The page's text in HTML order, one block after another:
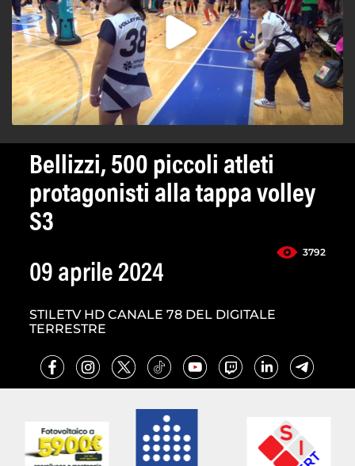
Bellizzi, 500 piccoli atleti
protagonisti alla tappa volley
S3
3792
09 aprile 2024
STILETV HD CANALE 78 DEL DIGITALE
TERRESTRE